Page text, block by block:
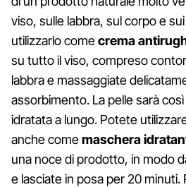
viso, sulle labbra, sul corpo e
utilizzarlo comecrema
su tutto il viso, compreso
labbra e massaggiate
assorbimento. La pelle sarà
idratata a lungo. Potete
anche comemaschera
una noce di prodotto, in modo
e lasciate in posa per 20 minuti.